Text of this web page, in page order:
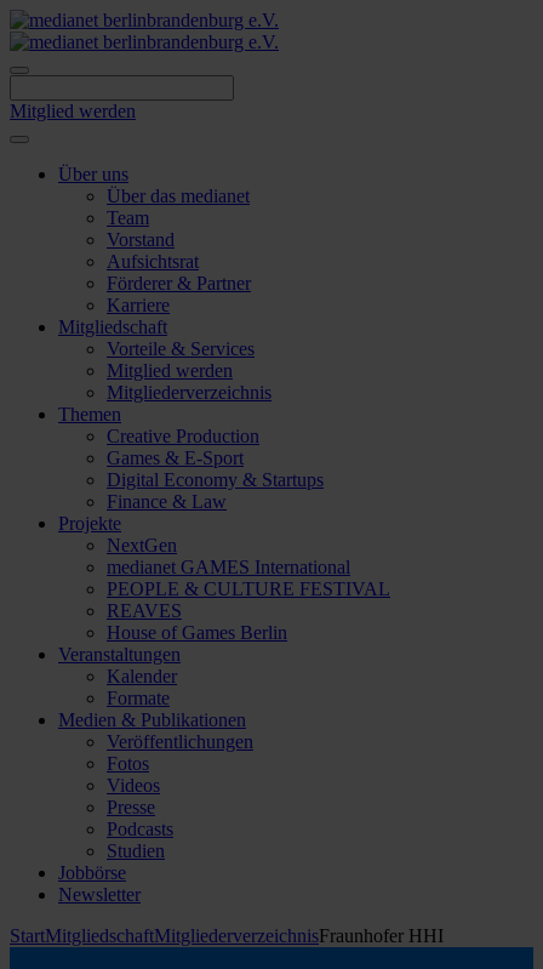
Skip
to
content
Mitglied werden
Über uns
Über das medianet
Team
Vorstand
Aufsichtsrat
Förderer & Partner
Karriere
Mitgliedschaft
Vorteile & Services
Mitglied werden
Mitgliederverzeichnis
Themen
Creative Production
Games & E-Sport
Digital Economy & Startups
Finance & Law
Projekte
NextGen
medianet GAMES International
PEOPLE & CULTURE FESTIVAL
REAVES
House of Games Berlin
Veranstaltungen
Kalender
Formate
Medien & Publikationen
Veröffentlichungen
Fotos
Videos
Presse
Podcasts
Studien
Jobbörse
Newsletter
StartMitgliedschaftMitgliederverzeichnisFraunhofer HHI